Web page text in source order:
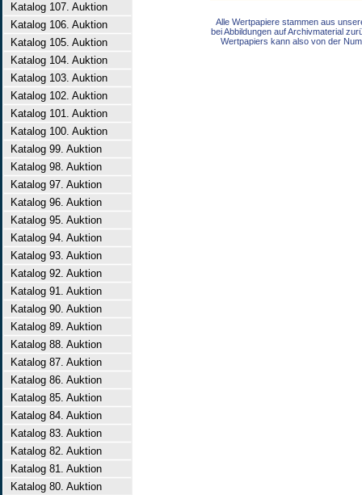
Katalog 107. Auktion
Katalog 106. Auktion
Katalog 105. Auktion
Katalog 104. Auktion
Katalog 103. Auktion
Katalog 102. Auktion
Katalog 101. Auktion
Katalog 100. Auktion
Katalog 99. Auktion
Katalog 98. Auktion
Katalog 97. Auktion
Katalog 96. Auktion
Katalog 95. Auktion
Katalog 94. Auktion
Katalog 93. Auktion
Katalog 92. Auktion
Katalog 91. Auktion
Katalog 90. Auktion
Katalog 89. Auktion
Katalog 88. Auktion
Katalog 87. Auktion
Katalog 86. Auktion
Katalog 85. Auktion
Katalog 84. Auktion
Katalog 83. Auktion
Katalog 82. Auktion
Katalog 81. Auktion
Katalog 80. Auktion
Alle Wertpapiere stammen aus
bei Abbildungen auf Archivmaterial
Wertpapiers kann also von der